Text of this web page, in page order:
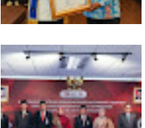
Wali Kota Medan Dikukuhkan
Jadi Duta Penggerak Ayah
Teladan, Rico Waas: Jabatan
Tertinggi Pria Dalam Keluarga